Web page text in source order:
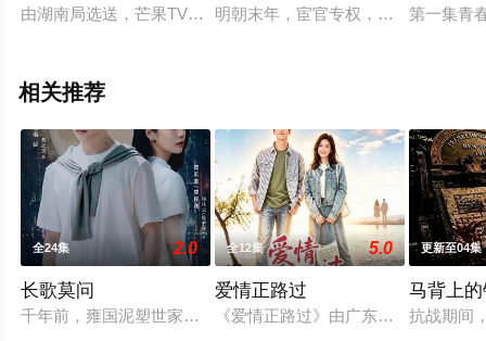
由湖南局选送，芒果TV出品并制作，10分钟*16集，取景地为江
明朝末年，宦官专权，朝局险恶。一
第一集青
相关推荐
全24集 2.0
长歌莫问
千年前，雍国泥塑世家楚门因进贡的“十二生肖”离奇流血炸裂，
全12集 5.0
爱情正路过
《爱情正路过》由广东局选送，岭
更新至04集
马背上
抗战期间